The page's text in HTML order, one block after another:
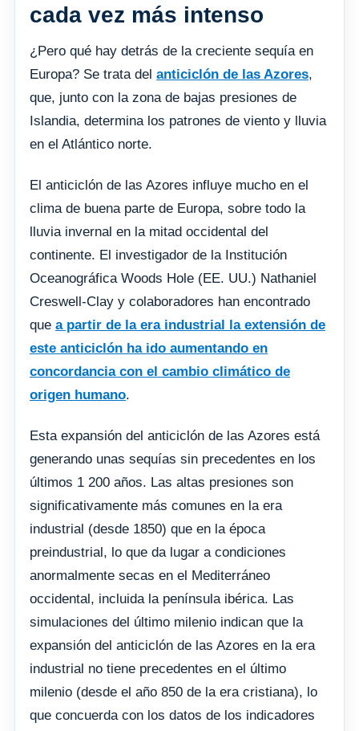
cada vez más intenso
¿Pero qué hay detrás de la creciente sequía en
Europa? Se trata del anticiclón de las Azores,
que, junto con la zona de bajas presiones de
Islandia, determina los patrones de viento y lluvia
en el Atlántico norte.
El anticiclón de las Azores influye mucho en el
clima de buena parte de Europa, sobre todo la
lluvia invernal en la mitad occidental del
continente. El investigador de la Institución
Oceanográfica Woods Hole (EE. UU.) Nathaniel
Creswell-Clay y colaboradores han encontrado
que a partir de la era industrial la extensión de
este anticiclón ha ido aumentando en
concordancia con el cambio climático de
origen humano.
Esta expansión del anticiclón de las Azores está
generando unas sequías sin precedentes en los
últimos 1 200 años. Las altas presiones son
significativamente más comunes en la era
industrial (desde 1850) que en la época
preindustrial, lo que da lugar a condiciones
anormalmente secas en el Mediterráneo
occidental, incluida la península ibérica. Las
simulaciones del último milenio indican que la
expansión del anticiclón de las Azores en la era
industrial no tiene precedentes en el último
milenio (desde el año 850 de la era cristiana), lo
que concuerda con los datos de los indicadores